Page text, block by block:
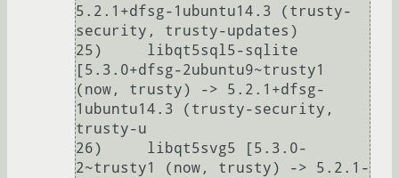
5.2.1+dfsg-1ubuntu14.3 (trusty-
security, trusty-updates)
25)     libqt5sql5-sqlite
[5.3.0+dfsg-2ubuntu9~trusty1
(now, trusty) -> 5.2.1+dfsg-
1ubuntu14.3 (trusty-security,
trusty-u
26)     libqt5svg5 [5.3.0-
2~trusty1 (now, trusty) -> 5.2.1-